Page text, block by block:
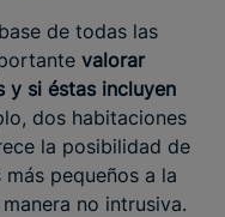
de todas las
valorar
y si éstas incluyen
dos habitaciones
la posibilidad de
pequeños a la
no intrusiva.